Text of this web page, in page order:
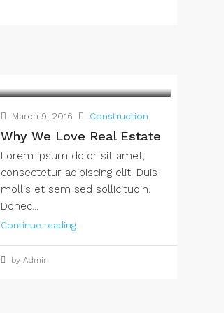
March 9, 2016 Construction
Why We Love Real Estate
Lorem ipsum dolor sit amet,
consectetur adipiscing elit. Duis
mollis et sem sed sollicitudin.
Donec...
Continue reading
by Admin